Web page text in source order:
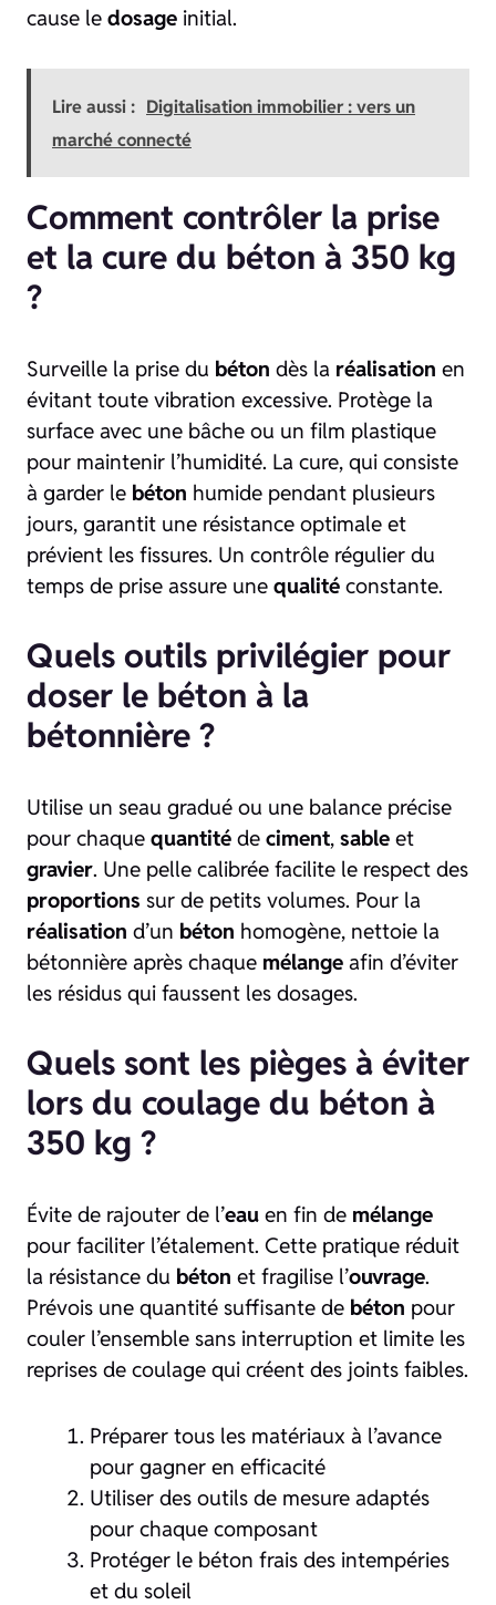
cause le dosage initial.
Lire aussi : Digitalisation immobilier : vers un
marché connecté
Comment contrôler la prise
et la cure du béton à 350 kg
?
Surveille la prise du béton dès la réalisation en
évitant toute vibration excessive. Protège la
surface avec une bâche ou un film plastique
pour maintenir l’humidité. La cure, qui consiste
à garder le béton humide pendant plusieurs
jours, garantit une résistance optimale et
prévient les fissures. Un contrôle régulier du
temps de prise assure une qualité constante.
Quels outils privilégier pour
doser le béton à la
bétonnière ?
Utilise un seau gradué ou une balance précise
pour chaque quantité de ciment, sable et
gravier. Une pelle calibrée facilite le respect des
proportions sur de petits volumes. Pour la
réalisation d’un béton homogène, nettoie la
bétonnière après chaque mélange afin d’éviter
les résidus qui faussent les dosages.
Quels sont les pièges à éviter
lors du coulage du béton à
350 kg ?
Évite de rajouter de l’eau en fin de mélange
pour faciliter l’étalement. Cette pratique réduit
la résistance du béton et fragilise l’ouvrage.
Prévois une quantité suffisante de béton pour
couler l’ensemble sans interruption et limite les
reprises de coulage qui créent des joints faibles.
Préparer tous les matériaux à l’avance
pour gagner en efficacité
Utiliser des outils de mesure adaptés
pour chaque composant
Protéger le béton frais des intempéries
et du soleil